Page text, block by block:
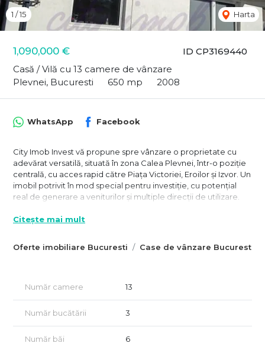
ID CP3169440
1,090,000 €
Casă / Vilă cu 13 camere de vânzare
Plevnei, Bucuresti
650 mp 2008
1 /15 Harta
Oferte imobiliare Bucuresti Case de vânzare Bucuresti
WhatsApp Facebook
City Imob Invest vă propune spre vânzare o proprietate cu
adevărat versatilă, situată în zona Calea Plevnei, într-o poziție
centrală, cu acces rapid către Piața Victoriei, Eroilor și Izvor. Un
imobil potrivit în mod special pentru investiție, cu potențial
real de generare a veniturilor și multiple direcții de utilizare.
Cele doua imobile se pretează pentru o gamă largă de
clinică medicală, cabinet, sediu de firmă, centru educațional,
Proprietatea este compusă din două corpuri de clădire
autoturisme, un avantaj important pentru activități comerciale
sau profesionale.
Citește mai mult
Număr camere 13
Număr bucătării 3
Număr băi 6